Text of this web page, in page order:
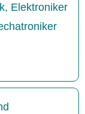
Elektroniker